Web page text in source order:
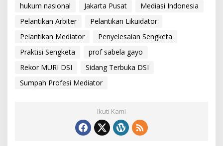
hukum nasional
Jakarta Pusat
Mediasi Indonesia
Pelantikan Arbiter
Pelantikan Likuidator
Pelantikan Mediator
Penyelesaian Sengketa
Praktisi Sengketa
prof sabela gayo
Rekor MURI DSI
Sidang Terbuka DSI
Sumpah Profesi Mediator
Ikuti Kami